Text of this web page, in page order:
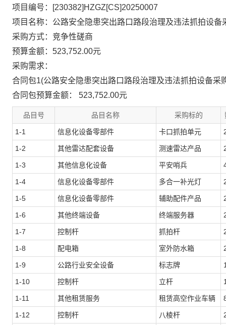
项目编号：[230382]HZGZ[CS]20250007
项目名称：公路安全隐患突出路口路段治理及违法抓拍设备
采购方式：竞争性磋商
预算金额：523,752.00元
采购需求：
合同包1(公路安全隐患突出路口路段治理及违法抓拍设备采
合同包预算金额： 523,752.00元
品目号 品目名称 采购标的
1-1 信息化设备零部件 卡口抓拍单元
1-2 其他雷达配套设备 测速雷达产品
1-3 其他信息化设备 平安哨兵
1-4 信息化设备零部件 多合一补光灯
1-5 信息化设备零部件 辅助配件产品
1-6 其他终端设备 终端服务器
1-7 控制杆 抓拍杆
1-8 配电箱 室外防水箱
1-9 公路行业安全设备 标志牌
1-10 控制杆 立杆
1-11 其他租赁服务 租赁高空作业车辆
1-12 控制杆 八棱杆